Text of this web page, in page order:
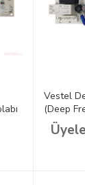
Vestel
(Deep
Kart